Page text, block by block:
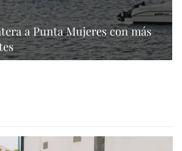
a Punta Mujeres con más